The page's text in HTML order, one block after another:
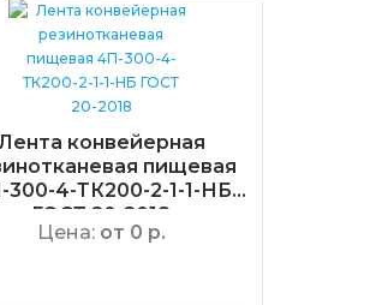
конвейерная
пищевая
300-4-ТК200-2-1-1-НБ
ГОСТ 20-2018
Цена: от 0 р.